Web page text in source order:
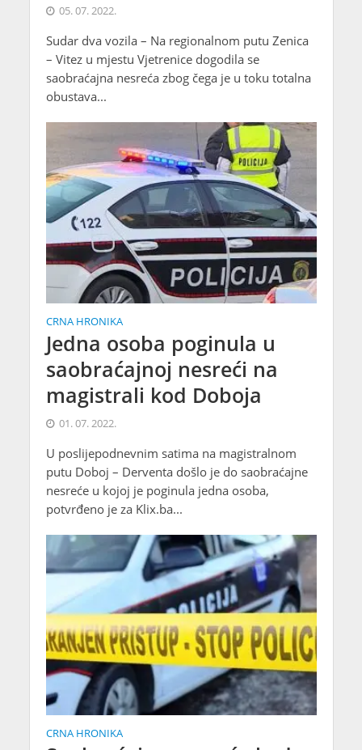
05. 07. 2022.
Sudar dva vozila – Na regionalnom putu Zenica
– Vitez u mjestu Vjetrenice dogodila se
saobraćajna nesreća zbog čega je u toku totalna
obustava...
CRNA HRONIKA
Jedna osoba poginula u
saobraćajnoj nesreći na
magistrali kod Doboja
01. 07. 2022.
U poslijepodnevnim satima na magistralnom
putu Doboj – Derventa došlo je do saobraćajne
nesreće u kojoj je poginula jedna osoba,
potvrđeno je za Klix.ba...
CRNA HRONIKA